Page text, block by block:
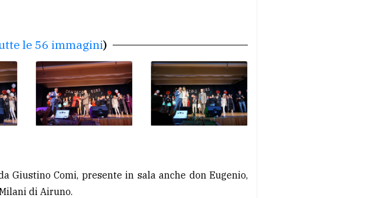
le 56 immagini)
Giustino Comi, presente in sala anche don Eugenio,
di Airuno.